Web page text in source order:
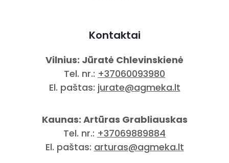
Kontaktai
Vilnius: Jūratė Chlevinskienė
Tel. nr.: +37060093980
El. paštas: jurate@agmeka.lt
Kaunas: Artūras Grabliauskas
Tel. nr.: +37069889884
El. paštas: arturas@agmeka.lt